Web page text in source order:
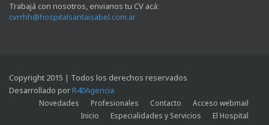
Trabajá con nosotros, envianos tu CV acá:
cvrrhh@hospitalsantaisabel.com.ar
Copyright 2015 | Todos los derechos reservados
Desarrollado porR40Agencia
Acceso webmail
Contacto
Profesionales
Novedades
El Hospital
Especialidades y Servicios
Inicio